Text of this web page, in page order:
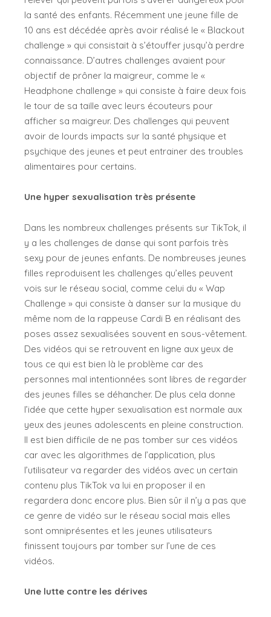
la santé des enfants. Récemment une jeune fille de
10 ans est décédée après avoir réalisé le « Blackout
challenge » qui consistait à s’étouffer jusqu’à perdre
connaissance. D’autres challenges avaient pour
objectif de prôner la maigreur, comme le «
Headphone challenge » qui consiste à faire deux fois
le tour de sa taille avec leurs écouteurs pour
afficher sa maigreur. Des challenges qui peuvent
avoir de lourds impacts sur la santé physique et
psychique des jeunes et peut entrainer des troubles
alimentaires pour certains.
Une hyper sexualisation très présente
Dans les nombreux challenges présents sur TikTok, il
y a les challenges de danse qui sont parfois très
sexy pour de jeunes enfants. De nombreuses jeunes
filles reproduisent les challenges qu’elles peuvent
vois sur le réseau social, comme celui du « Wap
Challenge » qui consiste à danser sur la musique du
même nom de la rappeuse Cardi B en réalisant des
poses assez sexualisées souvent en sous-vêtement.
Des vidéos qui se retrouvent en ligne aux yeux de
tous ce qui est bien là le problème car des
personnes mal intentionnées sont libres de regarder
des jeunes filles se déhancher. De plus cela donne
l’idée que cette hyper sexualisation est normale aux
yeux des jeunes adolescents en pleine construction.
Il est bien difficile de ne pas tomber sur ces vidéos
car avec les algorithmes de l’application, plus
l’utilisateur va regarder des vidéos avec un certain
contenu plus TikTok va lui en proposer il en
regardera donc encore plus. Bien sûr il n’y a pas que
ce genre de vidéo sur le réseau social mais elles
sont omniprésentes et les jeunes utilisateurs
finissent toujours par tomber sur l’une de ces
vidéos.
Une lutte contre les dérives